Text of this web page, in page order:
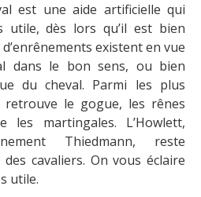
est une aide artificielle qui
dès lors qu’il est bien
existent en vue
dans le bon sens, ou bien
du cheval. Parmi les plus
le gogue, les rênes
les martingales. L’Howlett,
Thiedmann, reste
cavaliers. On vous éclaire
utile.